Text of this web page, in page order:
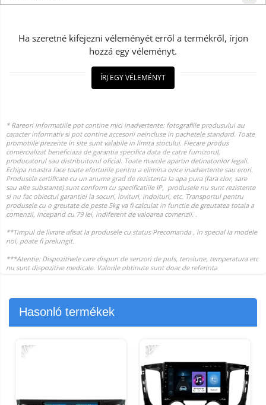
Ha szeretné kifejezni véleményét erről a termékről, írjon
hozzá egy véleményt.
ÍRJ EGY VÉLEMÉNYT
Hasonló termékek
-17% -12%